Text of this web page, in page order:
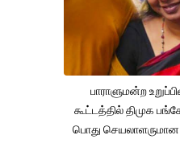
பாராளுமன்ற
கூட்டத்தில் திமுக
பொது செயலாளருமான